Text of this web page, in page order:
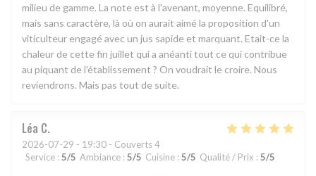
milieu de gamme. La note est à l'avenant, moyenne. Equilibré,
mais sans caractère, là où on aurait aimé la proposition d'un
viticulteur engagé avec un jus sapide et marquant. Etait-ce la
chaleur de cette fin juillet qui a anéanti tout ce qui contribue
au piquant de l'établissement ? On voudrait le croire. Nous
reviendrons. Mais pas tout de suite.
Léa C
2026-07-29 - 19:30 - Couverts 4
Service : 5/5 Ambiance : 5/5 Cuisine : 5/5 Qualité / Prix : 5/5